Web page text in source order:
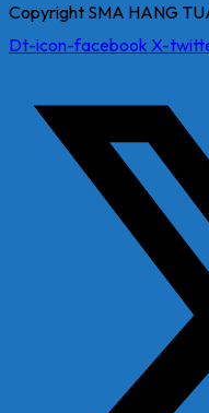
Copyright SMA HANG
Dt-icon-facebook X-